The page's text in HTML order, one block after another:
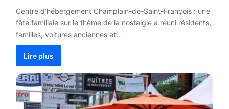
Centre d’hébergement Champlain-de-Saint-François : une
fête familiale sur le thème de la nostalgie a réuni résidents,
familles, voitures anciennes et…
Lire plus